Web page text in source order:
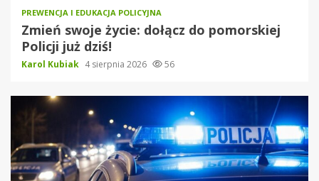
PREWENCJA I EDUKACJA POLICYJNA
Zmień swoje życie: dołącz do pomorskiej
Policji już dziś!
Karol Kubiak 4 sierpnia 2026 56